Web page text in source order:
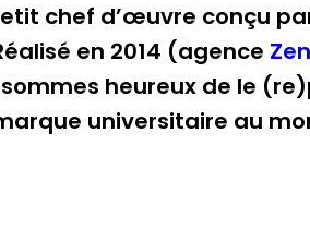
chef d’œuvre conçu
en 2014 (agence
heureux de le
universitaire au